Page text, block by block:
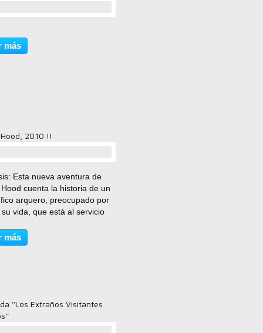
más
2010 !!
Esta nueva aventura de
cuenta la historia de un
arquero, preocupado por
vida, que está al servicio
francesas. Cuando Ricardo
Robin se traslada a
más
''Los Extraños Visitantes